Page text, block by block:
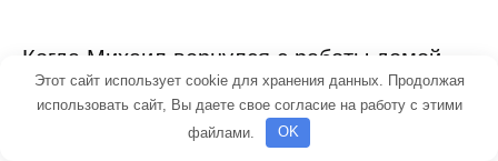
Когда Михаил вернулся с работы домой,
рыжий кот опять гонял попугая по комнате.
Этот сайт использует cookie для хранения данных. Продолжая
использовать сайт, Вы даете свое согласие на работу с этими
файлами.
OK